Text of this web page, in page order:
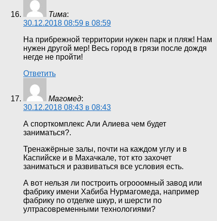
Тима:
30.12.2018 08:59 в 08:59
На прибрежной территории нужен парк и пляж! Нам
нужен другой мер! Весь город в грязи после дождя
негде не пройти!
Ответить
Магомед:
30.12.2018 08:43 в 08:43
А спорткомплекс Али Алиева чем будет
заниматься?.
Тренажёрные залы, почти на каждом углу и в
Каспийске и в Махачкале, тот кто захочет
заниматься и развиваться все условия есть.
А вот нельзя ли построить огрооомный завод или
фабрику имени Хабиба Нурмагомеда, например
фабрику по отделке шкур, и шерсти по
ултрасовременными технологиями?